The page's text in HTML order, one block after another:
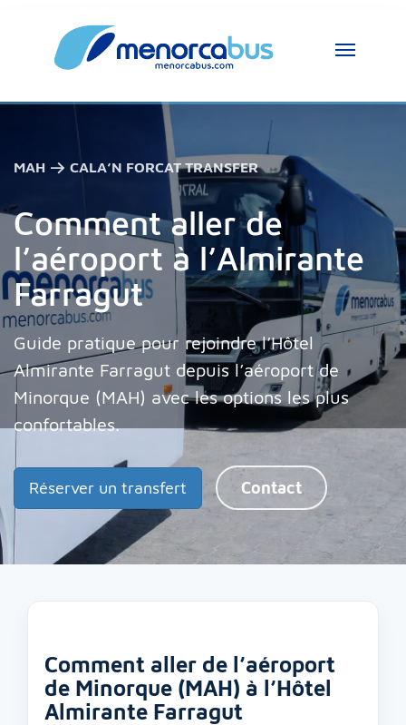
MAH → CALA’N FORCAT TRANSFER
Comment aller de
l’aéroport à l’Almirante
Farragut
Guide pratique pour rejoindre l’Hôtel
Almirante Farragut depuis l’aéroport de
Minorque (MAH) avec les options les plus
confortables.
Réserver un transfert Contact
Comment aller de l’aéroport
de Minorque (MAH) à l’Hôtel
Almirante Farragut
Bonjour, je suis l’assistant MenorcaBus.
Comment puis-je vous aider ?